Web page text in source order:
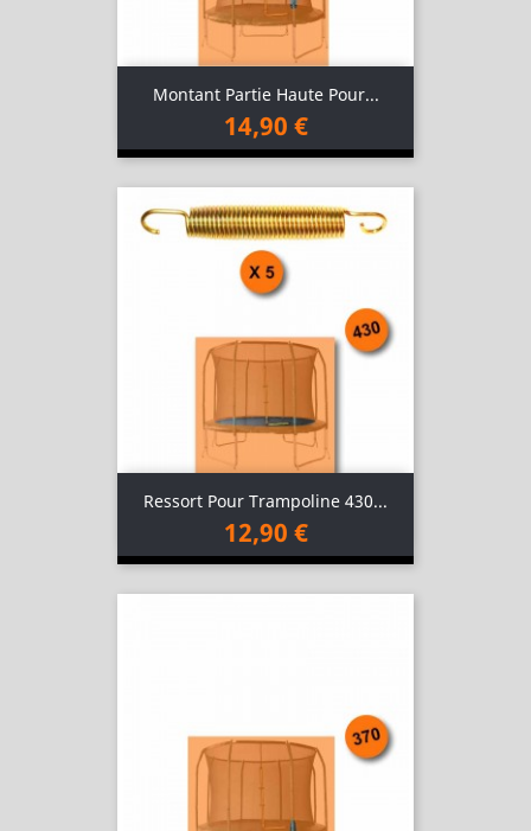
Montant Partie Haute Pour...
14,90 €
Ressort Pour Trampoline 430...
12,90 €